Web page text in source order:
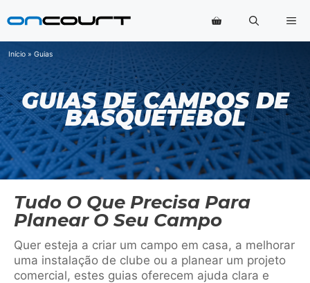
para
conteúdo
Início » Guias
GUIAS DE CAMPOS DE
BASQUETEBOL
Tudo O Que Precisa Para
Planear O Seu Campo
Quer esteja a criar um campo em casa, a melhorar
uma instalação de clube ou a planear um projeto
comercial, estes guias oferecem ajuda clara e